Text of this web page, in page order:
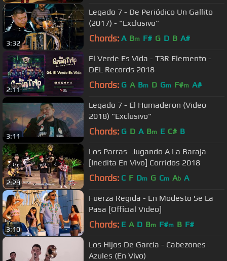
3:32
Legado 7 - De Periódico Un Gallito
(2017) - "Exclusivo"
Chords: A Bm F# G D B A#
2:11
El Verde Es Vida - T3R Elemento -
DEL Records 2018
Chords: G A Bm D Gm F#m A#
3:11
Legado 7 - El Humaderon (Video
2018) "Exclusivo"
Chords: G D A Bm E C# B
2:29
Los Parras- Jugando A La Baraja
[Inedita En Vivo] Corridos 2018
Chords: C F Dm G Cm Ab A
3:10
Fuerza Regida - En Modesto Se La
Pasa [Official Video]
Chords: E A D Bm F#m B F#
Los Hijos De Garcia - Cabezones
Azules (En Vivo)